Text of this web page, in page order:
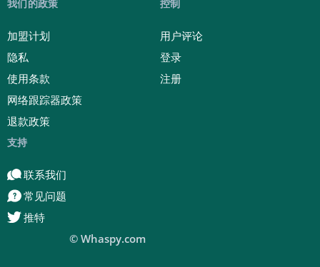
我们的政策
加盟计划
隐私
使用条款
网络跟踪器政策
退款政策
控制
用户评论
登录
注册
支持
联系我们
常见问题
推特
© Whaspy.com